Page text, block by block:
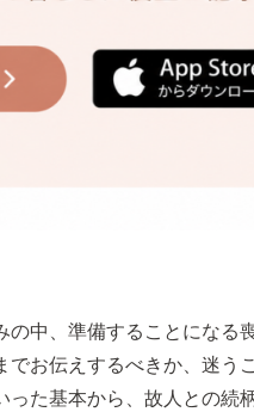
の中、準備することにな
でお伝えするべきか、迷
った基本から、故人との続